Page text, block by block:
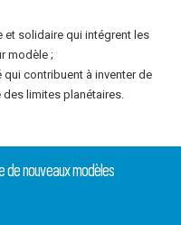
et solidaire qui intégrent les
modèle ;
contribuent à inventer de
limites planétaires.
nouveaux modèles